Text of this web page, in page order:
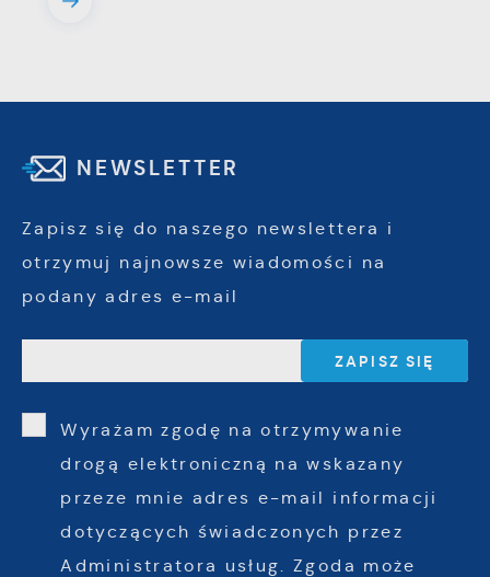
NEWSLETTER
Zapisz się do naszego newslettera i
otrzymuj najnowsze wiadomości na
podany adres e-mail
Wyrażam zgodę na otrzymywanie
drogą elektroniczną na wskazany
przeze mnie adres e-mail informacji
dotyczących świadczonych przez
Administratora usług. Zgoda może